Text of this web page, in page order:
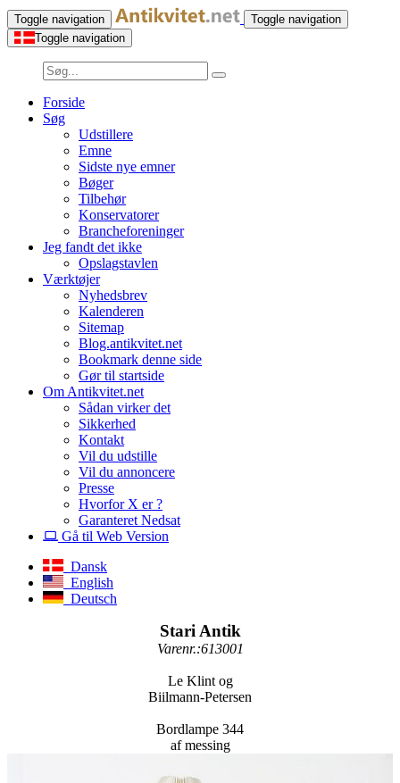
Toggle navigation
Toggle navigation
Toggle navigation
Forside
Søg
Udstillere
Emne
Sidste nye emner
Bøger
Tilbehør
Konservatorer
Brancheforeninger
Jeg fandt det ikke
Opslagstavlen
Værktøjer
Nyhedsbrev
Kalenderen
Sitemap
Blog.antikvitet.net
Bookmark denne side
Gør til startside
Om Antikvitet.net
Sådan virker det
Sikkerhed
Kontakt
Vil du udstille
Vil du annoncere
Presse
Hvorfor X er ?
Garanteret Nedsat
Gå til Web Version
Dansk
English
Deutsch
Stari Antik
Varenr.:613001
Le Klint og
Biilmann-Petersen
Bordlampe 344
af messing